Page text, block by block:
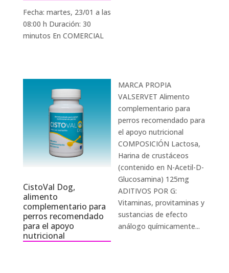
Fecha: martes, 23/01 a las
08:00 h Duración: 30
minutos En COMERCIAL
CistoVal Dog,
alimento
complementario para
perros recomendado
para el apoyo
nutricional
MARCA PROPIA
VALSERVET Alimento
complementario para
perros recomendado para
el apoyo nutricional
COMPOSICIÓN Lactosa,
Harina de crustáceos
(contenido en N-Acetil-D-
Glucosamina) 125mg
ADITIVOS POR G:
Vitaminas, provitaminas y
sustancias de efecto
análogo químicamente...